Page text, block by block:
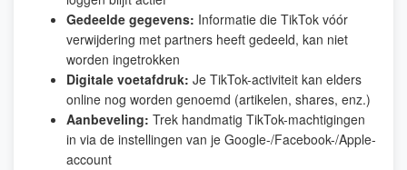
Gedeelde gegevens: Informatie die TikTok vóór
verwijdering met partners heeft gedeeld, kan niet
worden ingetrokken
Digitale voetafdruk: Je TikTok-activiteit kan elders
online nog worden genoemd (artikelen, shares, enz.)
Aanbeveling: Trek handmatig TikTok-machtigingen
in via de instellingen van je Google-/Facebook-/Apple-
account